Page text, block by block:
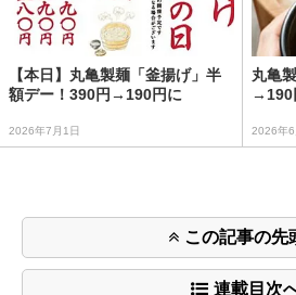
【本日】丸亀製麺「釜揚げ」半
額デー！390円→190円に
2026年7月1日
丸亀
→190
2026年6
この記事の先
連載目次